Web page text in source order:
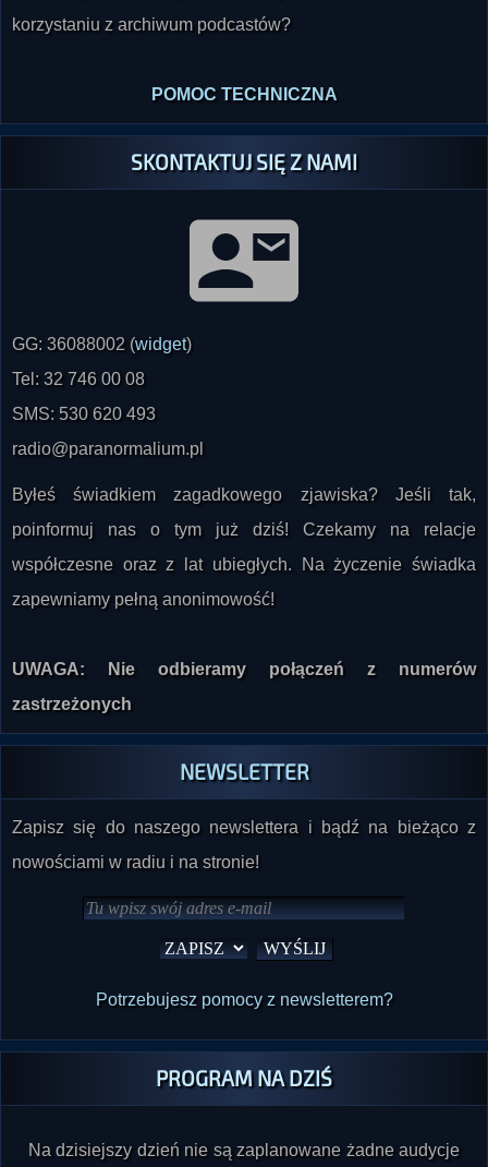
SKONTAKTUJ SIĘ Z NAMI
)
Tel: 32 746 00 08
SMS: 530 620 493
radio@paranormalium.pl
Byłeś świadkiem zagadkowego zjawiska? Jeśli tak,
poinformuj nas o tym już dziś! Czekamy na relacje
współczesne oraz z lat ubiegłych. Na życzenie świadka
zapewniamy pełną anonimowość!
zastrzeżonych
NEWSLETTER
Zapisz się do naszego newslettera i bądź na bieżąco z
nowościami w radiu i na stronie!
Potrzebujesz pomocy z newsletterem?
PROGRAM NA DZIŚ
Na dzisiejszy dzień nie są zaplanowane żadne audycje
(programy nadawane na antenie emitowane są z